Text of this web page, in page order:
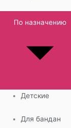
По назначению
Детские
Для бандан